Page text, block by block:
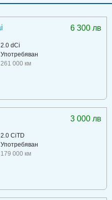
6 300 лв
2.0 dCi
Употребяван
261 000 км
3 000 лв
2.0 CiTD
Употребяван
179 000 км